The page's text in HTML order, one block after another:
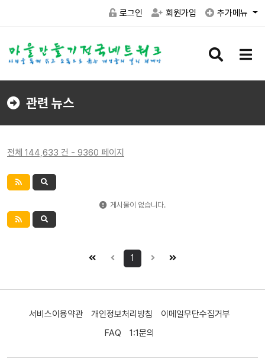
로그인 회원가입 추가메뉴
검
버
메
버
관련 뉴스
전체 144,633 건 - 9360 페이지
게시물이 없습니다.
1
서비스이용약관 개인정보처리방침
이메일무단수집거부
FAQ
1:1문의